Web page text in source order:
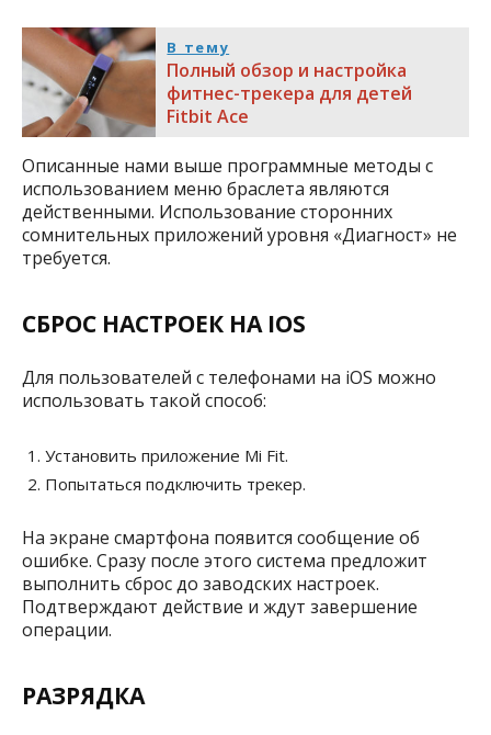
В тему
Полный обзор и настройка
фитнес-трекера для детей
Fitbit Ace
Описанные нами выше программные методы с
использованием меню браслета являются
действенными. Использование сторонних
сомнительных приложений уровня «Диагност» не
требуется.
СБРОС НАСТРОЕК НА IOS
Для пользователей с телефонами на iOS можно
использовать такой способ:
Установить приложение Mi Fit.
Попытаться подключить трекер.
На экране смартфона появится сообщение об
ошибке. Сразу после этого система предложит
выполнить сброс до заводских настроек.
Подтверждают действие и ждут завершение
операции.
РАЗРЯДКА